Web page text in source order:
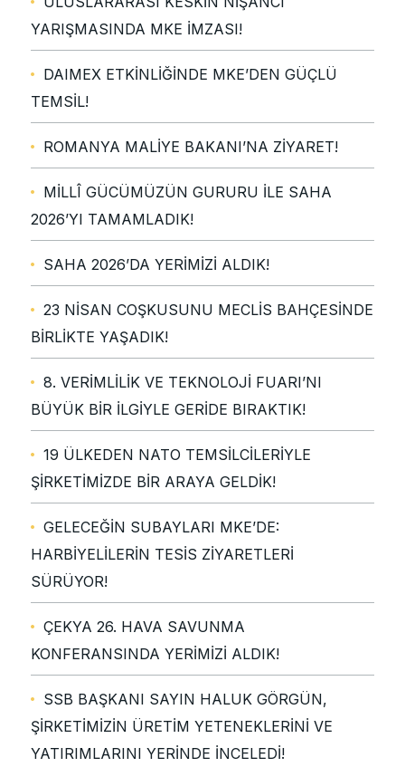
YARIŞMASINDA MKE İMZASI!
DAIMEX ETKİNLİĞİNDE MKE’DEN GÜÇLÜ
TEMSİL!
ROMANYA MALİYE BAKANI’NA ZİYARET!
MİLLÎ GÜCÜMÜZÜN GURURU İLE SAHA
2026’YI TAMAMLADIK!
SAHA 2026’DA YERİMİZİ ALDIK!
23 NİSAN COŞKUSUNU MECLİS BAHÇESİNDE
BİRLİKTE YAŞADIK!
8. VERİMLİLİK VE TEKNOLOJİ FUARI’NI
BÜYÜK BİR İLGİYLE GERİDE BIRAKTIK!
19 ÜLKEDEN NATO TEMSİLCİLERİYLE
ŞİRKETİMİZDE BİR ARAYA GELDİK!
GELECEĞİN SUBAYLARI MKE’DE:
HARBİYELİLERİN TESİS ZİYARETLERİ
SÜRÜYOR!
ÇEKYA 26. HAVA SAVUNMA
KONFERANSINDA YERİMİZİ ALDIK!
SSB BAŞKANI SAYIN HALUK GÖRGÜN,
ŞİRKETİMİZİN ÜRETİM YETENEKLERİNİ VE
YATIRIMLARINI YERİNDE İNCELEDİ!